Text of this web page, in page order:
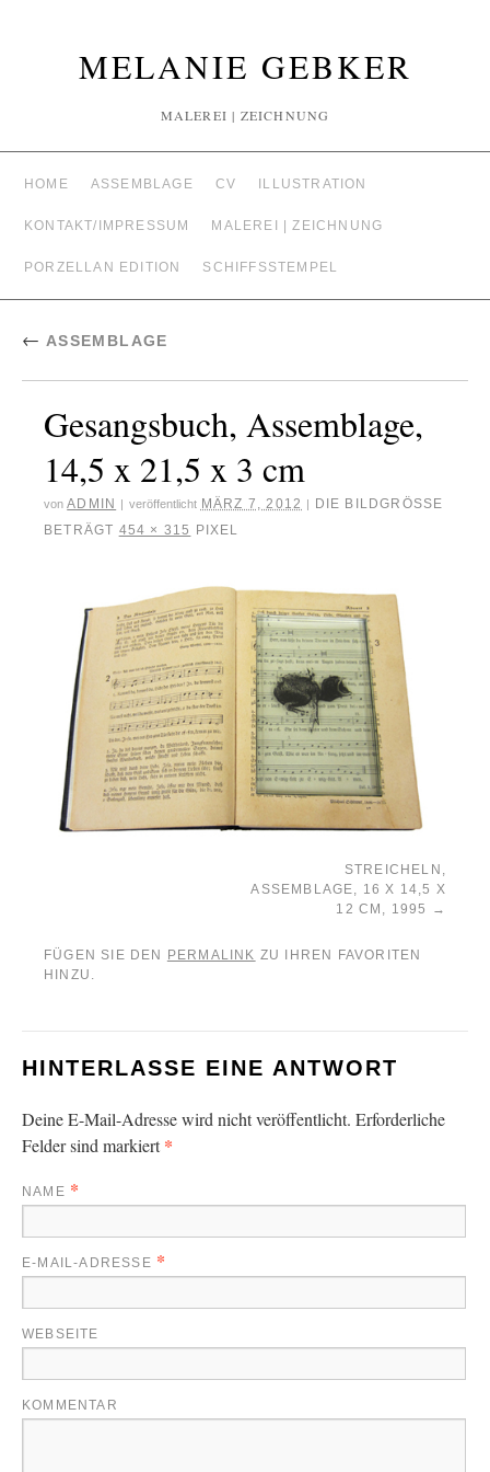
MELANIE GEBKER
MALEREI | ZEICHNUNG
HOME ASSEMBLAGE CV ILLUSTRATION
KONTAKT/IMPRESSUM MALEREI | ZEICHNUNG
PORZELLAN EDITION SCHIFFSSTEMPEL
← ASSEMBLAGE
Gesangsbuch, Assemblage,
14,5 x 21,5 x 3 cm
von ADMIN | veröffentlicht MÄRZ 7, 2012 |
DIE BILDGRÖSSE
BETRÄGT 454 × 315 PIXEL
STREICHELN,
ASSEMBLAGE, 16 X 14,5 X
12 CM, 1995
FÜGEN SIE DEN PERMALINK ZU IHREN FAVORITEN
HINZU.
HINTERLASSE EINE ANTWORT
Deine E-Mail-Adresse wird nicht veröffentlicht. Erforderliche
Felder sind markiert*
NAME *
E-MAIL-ADRESSE *
WEBSEITE
KOMMENTAR